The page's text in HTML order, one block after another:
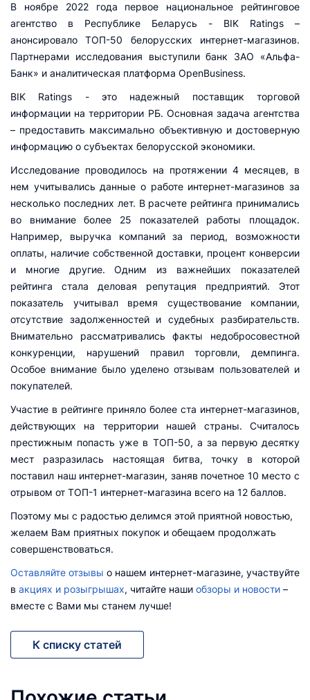
В ноябре 2022 года первое национальное рейтинговое
агентство в Республике Беларусь - BIK Ratings –
анонсировало ТОП-50 белорусских интернет-магазинов.
Партнерами исследования выступили банк ЗАО «Альфа-
Банк» и аналитическая платформа OpenBusiness.
BIK Ratings - это надежный поставщик торговой
информации на территории РБ. Основная задача агентства
– предоставить максимально объективную и достоверную
информацию о субъектах белорусской экономики.
Исследование проводилось на протяжении 4 месяцев, в
нем учитывались данные о работе интернет-магазинов за
несколько последних лет. В расчете рейтинга принимались
во внимание более 25 показателей работы площадок.
Например, выручка компаний за период, возможности
оплаты, наличие собственной доставки, процент конверсии
и многие другие. Одним из важнейших показателей
рейтинга стала деловая репутация предприятий. Этот
показатель учитывал время существование компании,
отсутствие задолженностей и судебных разбирательств.
Внимательно рассматривались факты недобросовестной
конкуренции, нарушений правил торговли, демпинга.
Особое внимание было уделено отзывам пользователей и
покупателей.
Участие в рейтинге приняло более ста интернет-магазинов,
действующих на территории нашей страны. Считалось
престижным попасть уже в ТОП-50, а за первую десятку
мест разразилась настоящая битва, точку в которой
поставил наш интернет-магазин, заняв почетное 10 место с
отрывом от ТОП-1 интернет-магазина всего на 12 баллов.
Поэтому мы с радостью делимся этой приятной новостью,
желаем Вам приятных покупок и обещаем продолжать
совершенствоваться.
Оставляйте отзывы о нашем интернет-магазине, участвуйте
в акциях и розыгрышах, читайте наши обзоры и новости –
вместе с Вами мы станем лучше!
К списку статей